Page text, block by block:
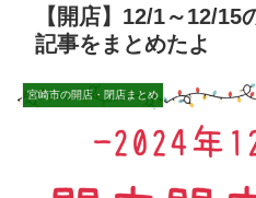
【開店】12/1～12/
記事をまとめたよ
宮崎市の開店・閉店まとめ